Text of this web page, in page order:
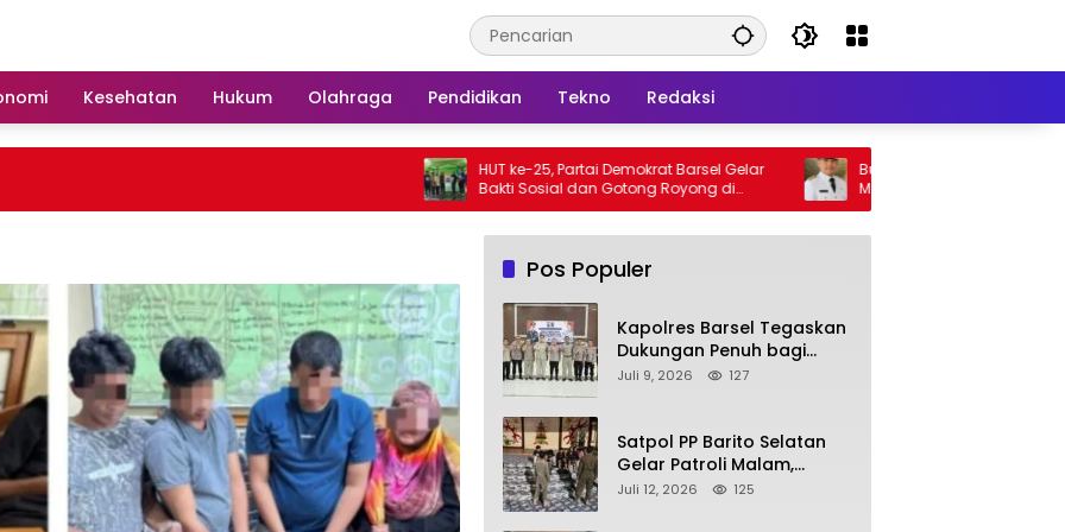
Kesehatan Hukum Olahraga Pendidikan Tekno Redaksi
HUT ke-25, Partai Demokrat Barsel Gelar
Bakti Sosial dan Gotong Royong di
Langgar Nurul Ashfiya
Bupati Barsel Imbau Warga Tidak
Membakar Hutan dan Lahan, Wujudkan
Barito Selatan Bebas Kabut Asap
Pos Populer
Kapolres Barsel Tegaskan
Dukungan Penuh bagi
Pengembangan KBPPP
Juli 9, 2026 127
Satpol PP Barito Selatan
Gelar Patroli Malam,
Tindak Lanjuti Keluhan
Juli 12, 2026 125